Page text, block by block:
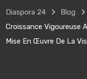
Diaspora 24 Blog
Croissance Vigoureuse
Mise En Œuvre De La